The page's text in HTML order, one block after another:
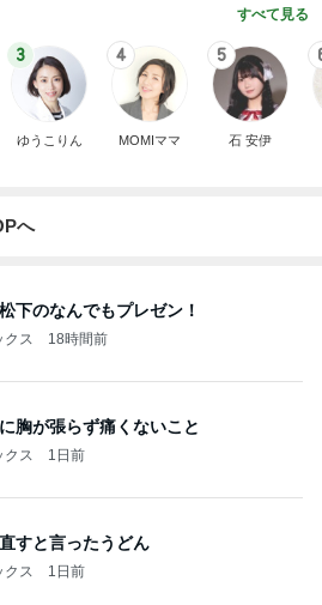
すべて見る
3
ゆうこりん
4
MOMIママ
5
石 安伊
へ
下のなんでもプレゼン！
ス 18時間前
胸が張らず痛くないこと
ス 1日前
すと言ったうどん
ス 1日前